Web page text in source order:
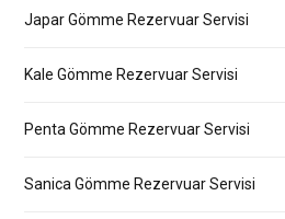
Japar Gömme Rezervuar Servisi
Kale Gömme Rezervuar Servisi
Penta Gömme Rezervuar Servisi
Sanica Gömme Rezervuar Servisi